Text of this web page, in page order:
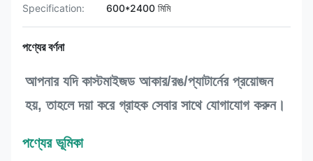
Specification: 600*2400 মিমি
পণ্যের বর্ণনা
আপনার যদি কাস্টমাইজড আকার/রঙ/প্যাটার্নের প্রয়োজন
হয়, তাহলে দয়া করে গ্রাহক সেবার সাথে যোগাযোগ করুন।
পণ্যের ভূমিকা